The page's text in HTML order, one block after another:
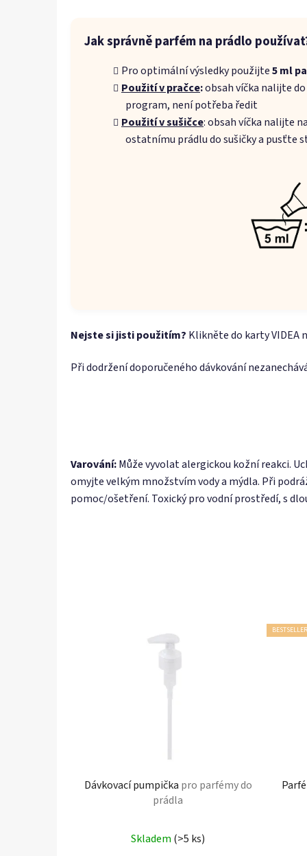
Jak správně parfém na prádlo
Pro optimální výsledky použijte5 ml
Použití v pračce:obsah víčka nalijte
program, není potřeba ředit
Použití v sušičce: obsah víčka nalijte
ostatnímu prádlu do sušičky a pusťte
Nejste si jisti použitím? Klikněte do karty VIDEA
Při dodržení doporučeného dávkování
Varování:Může vyvolat alergickou kožní reakci.
omyjte velkým množstvím vody a mýdla. Při
pomoc/ošetření. Toxický pro vodní prostředí, s
Dávkovací pumpička pro parfémy do
prádla
Skladem (>5 ks)
BESTSELLER